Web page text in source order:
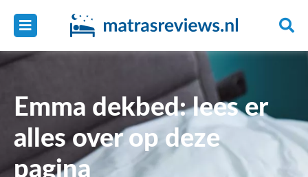
Emma dekbed: lees er
alles over op deze
pagina